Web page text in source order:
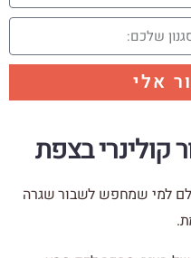
אלי
קולינרי בצפת
למי שמחפש לשבור שגרה